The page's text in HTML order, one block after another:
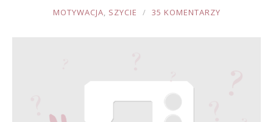
JOULE
MOTYWACJA, SZYCIE 35 KOMENTARZY